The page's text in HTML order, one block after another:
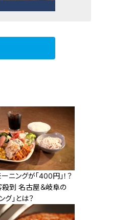
ニングが「400円」！？
殺到 名古屋＆岐阜の
グ」とは？